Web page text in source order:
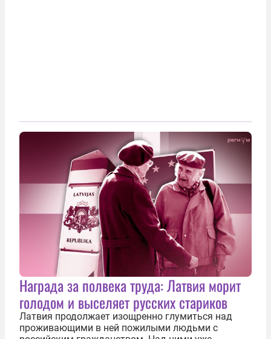
Награда за полвека труда: Латвия морит
голодом и выселяет русских стариков
Латвия продолжает изощренно глумиться над
проживающими в ней пожилыми людьми с